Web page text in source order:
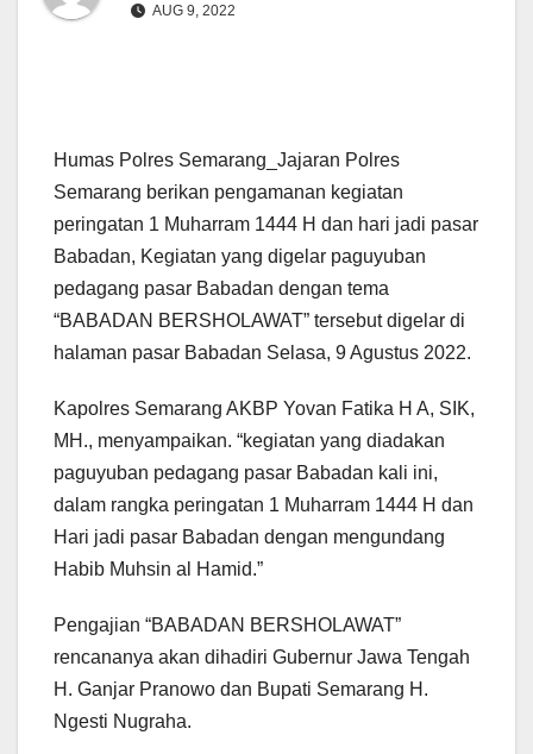
AUG 9, 2022
Humas Polres Semarang_Jajaran Polres
Semarang berikan pengamanan kegiatan
peringatan 1 Muharram 1444 H dan hari jadi pasar
Babadan, Kegiatan yang digelar paguyuban
pedagang pasar Babadan dengan tema
“BABADAN BERSHOLAWAT” tersebut digelar di
halaman pasar Babadan Selasa, 9 Agustus 2022.
Kapolres Semarang AKBP Yovan Fatika H A, SIK,
MH., menyampaikan. “kegiatan yang diadakan
paguyuban pedagang pasar Babadan kali ini,
dalam rangka peringatan 1 Muharram 1444 H dan
Hari jadi pasar Babadan dengan mengundang
Habib Muhsin al Hamid.”
Pengajian “BABADAN BERSHOLAWAT”
rencananya akan dihadiri Gubernur Jawa Tengah
H. Ganjar Pranowo dan Bupati Semarang H.
Ngesti Nugraha.